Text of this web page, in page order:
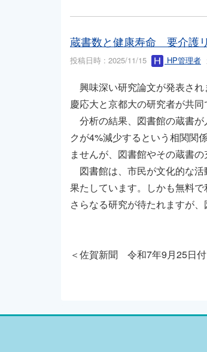
蔵書数と健康寿命 要介護
投稿日時 : 2025/11/15 HP管理者
興味深い研究論文が発表され
慶応大と京都大の研究者が共
分析の結果、図書館の蔵書
クが4%減少するという相関関
ませんが、図書館やその蔵書
図書館は、市民が文化的な
果たしています。しかも無料
さらなる研究が待たれますが
＜佐賀新聞 令和7年9月25日